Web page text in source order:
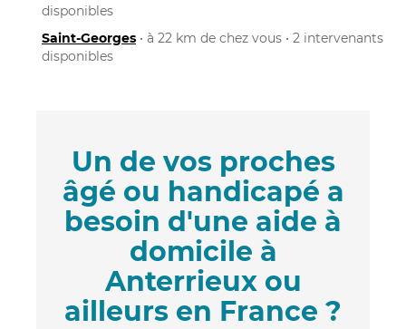
disponibles
Saint-Georges • à 22 km de chez vous • 2 intervenants
disponibles
Un de vos proches
âgé ou handicapé a
besoin d'une aide à
domicile à
Anterrieux ou
ailleurs en France ?